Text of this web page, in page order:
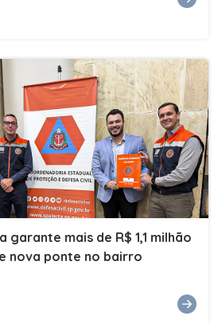
mais de R$ 1,1 milhão
nova ponte no bairro